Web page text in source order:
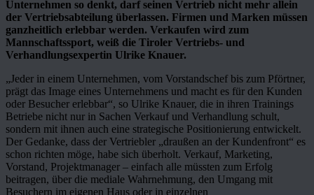
Unternehmen so denkt, darf seinen Vertrieb nicht mehr allein
der Vertriebsabteilung überlassen. Firmen und Marken müssen
ganzheitlich erlebbar werden. Verkaufen wird zum
Mannschaftssport, weiß die Tiroler Vertriebs- und
Verhandlungsexpertin Ulrike Knauer.
„Jeder in einem Unternehmen, vom Vorstandschef bis zum Pförtner,
prägt das Image eines Unternehmens und macht es für den Kunden
oder Besucher erlebbar“, so Ulrike Knauer, die in ihren Trainings
Betriebe nicht nur in Sachen Verkauf und Verhandlung schult,
sondern mit ihnen auch eine strategische Positionierung entwickelt.
Der Gedanke, dass der Vertriebler „draußen an der Kundenfront“ es
schon richten möge, habe sich überholt. Verkauf, Marketing,
Vorstand, Projektmanager – einfach alle müssten zum Erfolg
beitragen, über die mediale Wahrnehmung, den Umgang mit
Besuchern im eigenen Haus oder in einzelnen